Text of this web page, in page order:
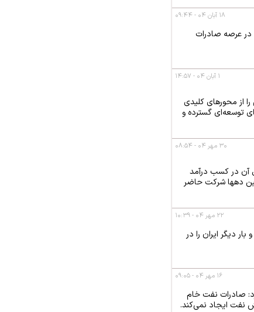
عرصه صادرات
۱۸ آبان ۰۴ - ۰۹:۴۴
از محورهای کلیدی
نشان از برنامه‌های توسعه‌ای گسترده و
۱ آبان ۰۴ - ۱۴:۵۷
آن در کسب درآمد
دهها شرکت حاضر
۳۰ مهر ۰۴ - ۰۸:۵۴
دیگر ایران را در
۲۲ مهر ۰۴ - ۱۰:۳۹
بیان کرد: صادرات نفت خام
نفت ایجاد نمی‌کند.
۱۶ مهر ۰۴ - ۰۹:۰۵